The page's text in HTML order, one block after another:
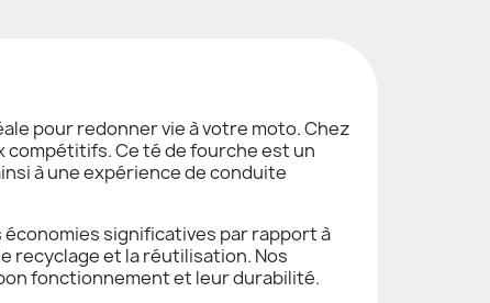
pour redonner vie à votre moto. Chez
compétitifs. Ce té de fourche est un
à une expérience de conduite
significatives par rapport à
recyclage et la réutilisation. Nos
fonctionnement et leur durabilité.